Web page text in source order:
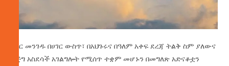
አየር መንገዱ በሀገር ውስጥ፣ በአህጉሩና በዓለም አቀፍ ደረጃ ትልቅ ስም ያለውና
እጅግ አስደሳች አገልግሎት የሚሰጥ ተቋም መሆኑን በመግለጽ አድናቆቷን